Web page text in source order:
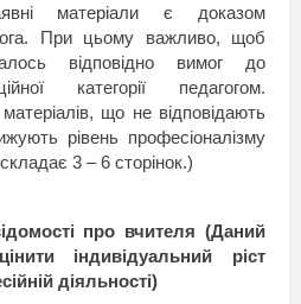
матеріали є доказом
При цьому важливо, щоб
відповідно вимог до
категорії педагогом.
що не відповідають
рівень професіоналізму
3 – 6 сторінок.)
про вчителя (Даний
індивідуальний ріст
діяльності)